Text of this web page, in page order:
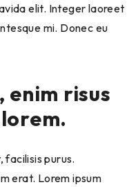
elit. Integer laoreet
mi. Donec eu
enim risus
erat. Lorem ipsum